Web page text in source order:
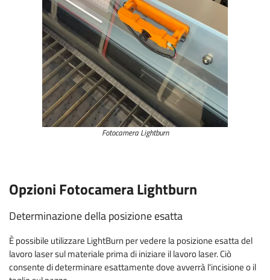
Fotocamera Lightburn
Opzioni Fotocamera Lightburn
Determinazione della posizione esatta
È possibile utilizzare LightBurn per vedere la posizione esatta del
lavoro laser sul materiale prima di iniziare il lavoro laser. Ciò
consente di determinare esattamente dove avverrà l'incisione o il